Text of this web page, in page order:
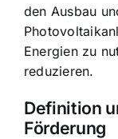
den Ausbau
Energien zu
reduzieren.
Definition
Förderung